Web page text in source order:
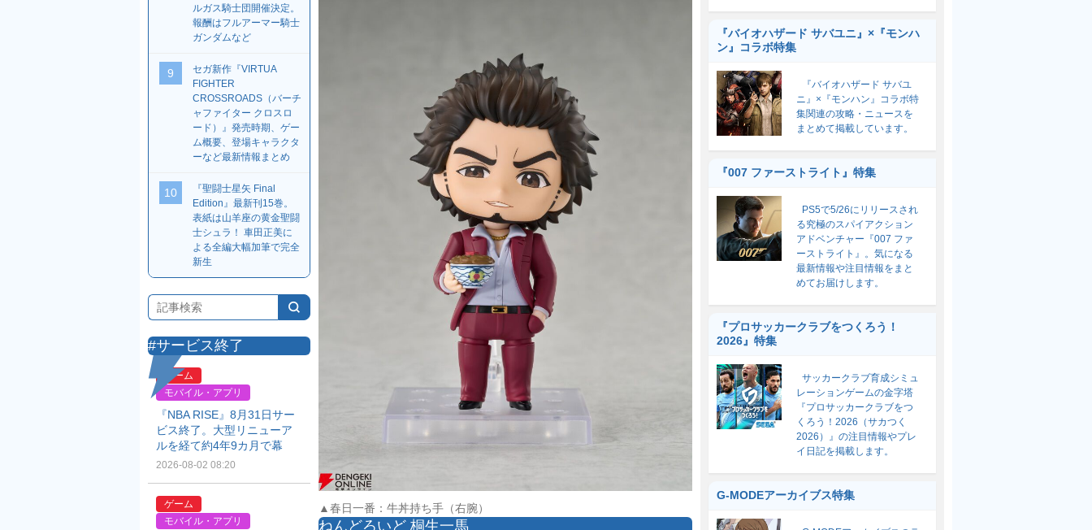
▲春日一番：牛丼持ち手（右腕）
ねんどろいど 桐生一馬
ルガス騎士団開催決定。
報酬はフルアーマー騎士
ガンダムなど
9
セガ新作『VIRTUA
FIGHTER
CROSSROADS（バーチ
ャファイター クロスロ
ード）』発売時期、ゲー
ム概要、登場キャラクタ
ーなど最新情報まとめ
10
『聖闘士星矢 Final
Edition』最新刊15巻。
表紙は山羊座の黄金聖闘
士シュラ！ 車田正美に
よる全編大幅加筆で完全
新生
#サービス終了
ゲーム
モバイル・アプリ
『NBA RISE』8月31日サー
ビス終了。大型リニューア
ルを経て約4年9カ月で幕
2026-08-02 08:20
ゲーム
モバイル・アプリ
『バイオハザード サバユニ』×『モンハ
ン』コラボ特集
『バイオハザード サバユ
ニ』×『モンハン』コラボ特
集関連の攻略・ニュースを
まとめて掲載しています。
『007 ファーストライト』特集
PS5で5/26にリリースされ
る究極のスパイアクション
アドベンチャー『007 ファ
ーストライト』。気になる
最新情報や注目情報をまと
めてお届けします。
『プロサッカークラブをつくろう！
2026』特集
サッカークラブ育成シミュ
レーションゲームの金字塔
『プロサッカークラブをつ
くろう！2026（サカつく
2026）』の注目情報やプレ
イ日記を掲載します。
G-MODEアーカイブス特集